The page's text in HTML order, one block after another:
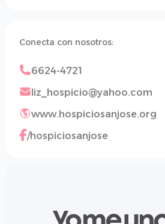
Conecta con nosotros:
6624-4721
liz_hospicio@yahoo.com
www.hospiciosanjose.org
/hospiciosanjose